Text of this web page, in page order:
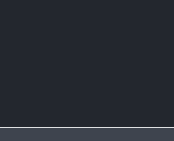
מקצועיות